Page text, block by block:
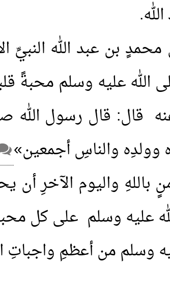
بن عبد الله النبيِّ
الله عليه وسلم
قال: قال رسول الله
وولدِه والناسِ أجمعين»
واليوم الآخرِ أن
عليه وسلم على كل
وسلم من أعظمِ واجباتِ